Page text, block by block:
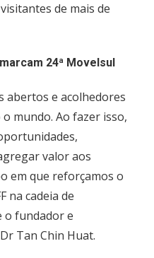
de mais de
24ª Movelsul
abertos e acolhedores
mundo. Ao fazer isso,
valor aos
em que reforçamos o
na cadeia de
o fundador e
Tan Chin Huat.